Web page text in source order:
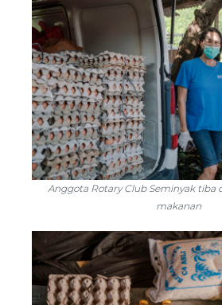
Anggota Rotary Club Seminyak tiba
makanan